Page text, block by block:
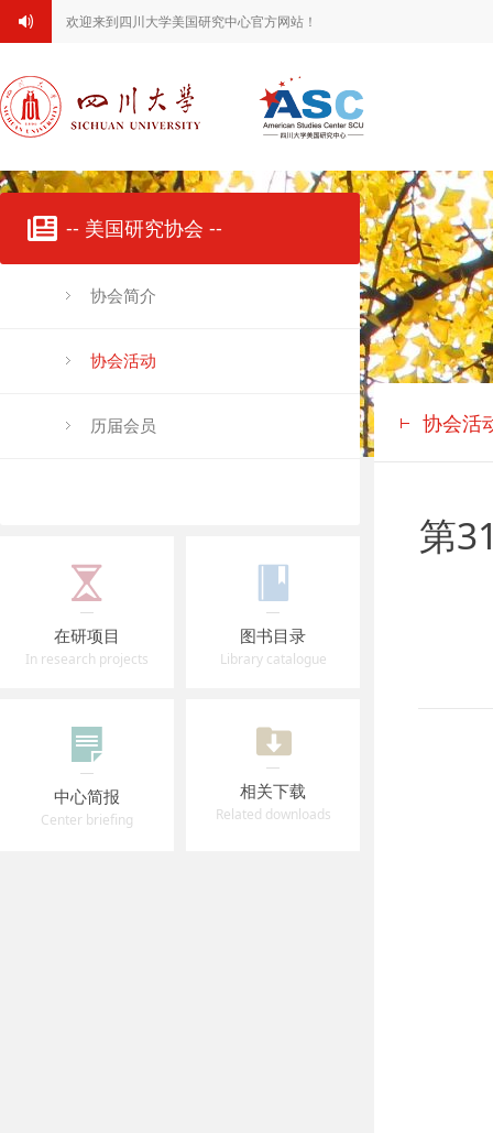
欢迎来到四川大学美国研究中心官方网站！
-- 美国研究协会 --
协会简介
协会活动
历届会员
在研项目
In research projects
图书目录
Library catalogue
中心简报
Center briefing
相关下载
Related downloads
协会活
第